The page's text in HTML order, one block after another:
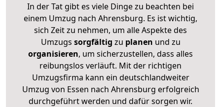
In der Tat gibt es viele Dinge zu beachten bei
einem Umzug nach Ahrensburg. Es ist wichtig,
sich Zeit zu nehmen, um alle Aspekte des
Umzugs sorgfältig zu planen und zu
organisieren, um sicherzustellen, dass alles
reibungslos verläuft. Mit der richtigen
Umzugsfirma kann ein deutschlandweiter
Umzug von Essen nach Ahrensburg erfolgreich
durchgeführt werden und dafür sorgen wir.